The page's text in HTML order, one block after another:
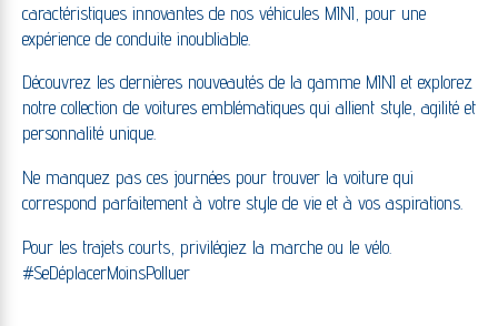
caractéristiques innovantes de nos véhicules MINI, pour une
expérience de conduite inoubliable.
Découvrez les dernières nouveautés de la gamme MINI et explorez
notre collection de voitures emblématiques qui allient style, agilité et
personnalité unique.
Ne manquez pas ces journées pour trouver la voiture qui
correspond parfaitement à votre style de vie et à vos aspirations.
Pour les trajets courts, privilégiez la marche ou le vélo.
#SeDéplacerMoinsPolluer